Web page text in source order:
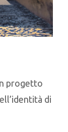
progetto
di